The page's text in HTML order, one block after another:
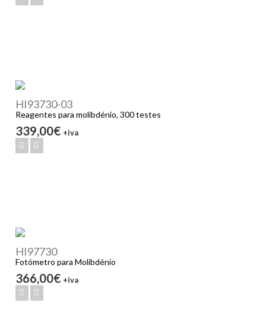
HI93730-03
Reagentes para molibdénio, 300 testes
339,00€ +iva
HI97730
Fotómetro para Molibdénio
366,00€ +iva